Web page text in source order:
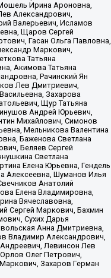
Ирина Ароновна,
Александрович,
Валерьевич, Исламов
Щаров Сергей
Гасан Ольга Павловна,
Маркович,
Татьяна
Акимова Татьяна
Рачинский Ян
Лев Дмитриевич,
Захарова
Щур Татьяна
Андрей Юрьевич,
Михайлович, Симонов
Мельникова Валентина
Баженова Светлана
Беляев Сергей
Светлана
Елена Юрьевна, Гендель
Алексеевна, Шуманов Илья
Анатолий
Елена Владимировна,
Вячеславовна,
Сергей Маркович, Бахмин
Сухих Дарья
Анна Дмитриевна,
Владимир Александрович,
Левинсон Лев
Олег Петрович,
Захаров Герман